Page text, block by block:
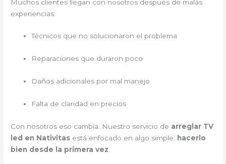
Muchos clientes llegan con nosotros después de malas
experiencias:
Técnicos que no solucionaron el problema
Reparaciones que duraron poco
Daños adicionales por mal manejo
Falta de claridad en precios
Con nosotros eso cambia. Nuestro servicio de arreglar TV
led en Nativitas está enfocado en algo simple: hacerlo
bien desde la primera vez